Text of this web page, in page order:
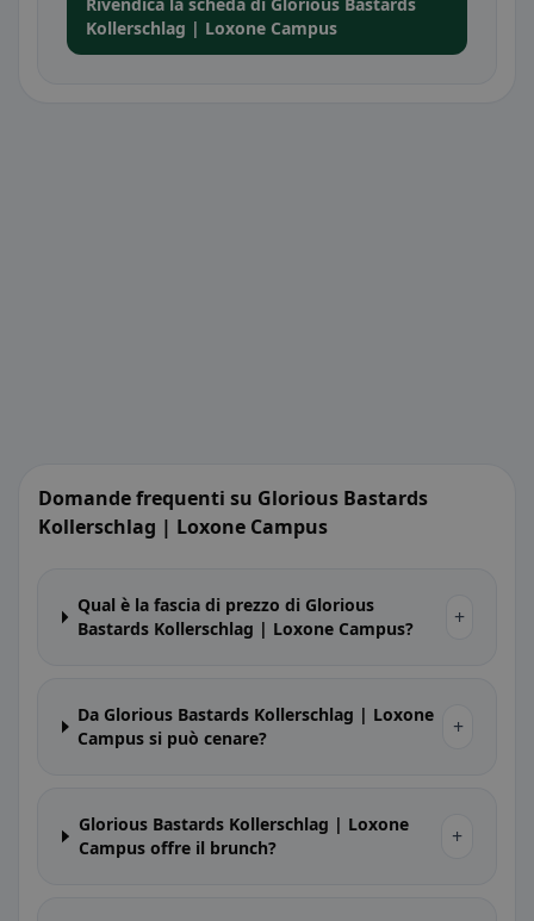
Kollerschlag | Loxone Campus
Domande frequenti su Glorious Bastards
Kollerschlag | Loxone Campus
Qual è la fascia di prezzo di Glorious
Bastards Kollerschlag | Loxone Campus?
+
Da Glorious Bastards Kollerschlag | Loxone
Campus si può cenare?
+
Glorious Bastards Kollerschlag | Loxone
Campus offre il brunch?
+